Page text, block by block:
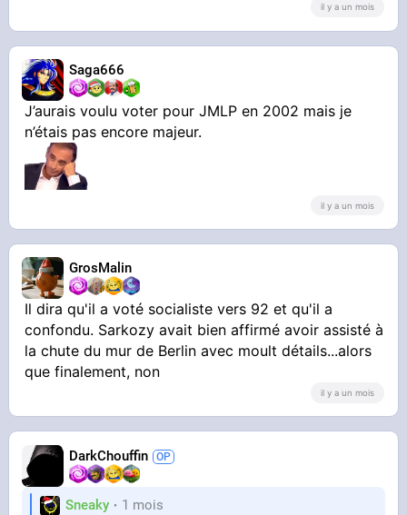
il y a un mois
Saga666
J’aurais voulu voter pour JMLP en 2002 mais je
n’étais pas encore majeur.
il y a un mois
GrosMalin
Il dira qu'il a voté socialiste vers 92 et qu'il a
confondu. Sarkozy avait bien affirmé avoir assisté à
la chute du mur de Berlin avec moult détails...alors
que finalement, non
il y a un mois
DarkChouffin
Sneaky 1 mois